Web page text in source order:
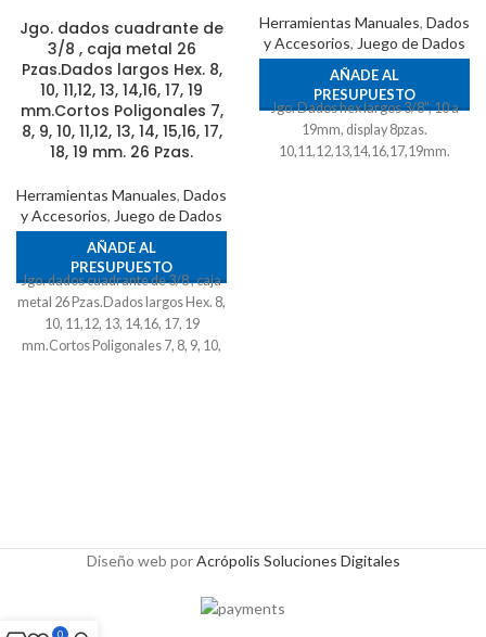
Jgo. dados cuadrante de
3/8 , caja metal 26
Pzas.Dados largos Hex. 8,
10, 11,12, 13, 14,16, 17, 19
mm.Cortos Poligonales 7,
8, 9, 10, 11,12, 13, 14, 15,16, 17,
18, 19 mm. 26 Pzas.
Herramientas Manuales, Dados
y Accesorios, Juego de Dados
AÑADE AL
PRESUPUESTO
Jgo. dados cuadrante de 3/8 , caja
metal 26 Pzas.Dados largos Hex. 8,
10, 11,12, 13, 14,16, 17, 19
mm.Cortos Poligonales 7, 8, 9, 10,
Herramientas Manuales, Dados
y Accesorios, Juego de Dados
AÑADE AL
PRESUPUESTO
Jgo. Dados hex largos 3/8", 10 a
19mm, display 8pzas.
10,11,12,13,14,16,17,19mm.
Diseño web porAcrópolis Soluciones Digitales
0